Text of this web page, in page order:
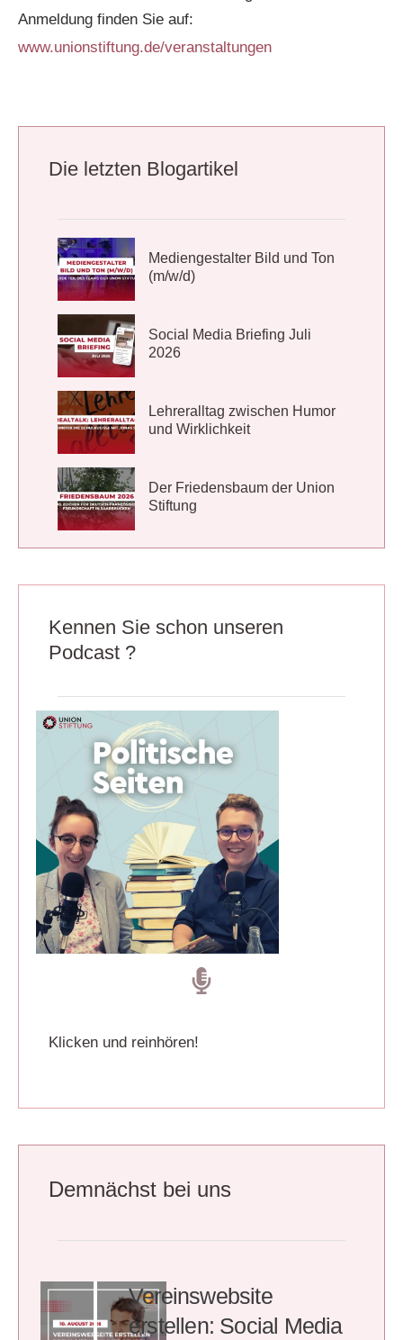
Anmeldung finden Sie auf:
www.unionstiftung.de/veranstaltungen
Die letzten Blogartikel
Mediengestalter Bild und Ton
(m/w/d)
Social Media Briefing Juli
2026
Lehreralltag zwischen Humor
und Wirklichkeit
Der Friedensbaum der Union
Stiftung
Kennen Sie schon unseren
Podcast ?
Klicken und reinhören!
Demnächst bei uns
Vereinswebsite
erstellen: Social Media